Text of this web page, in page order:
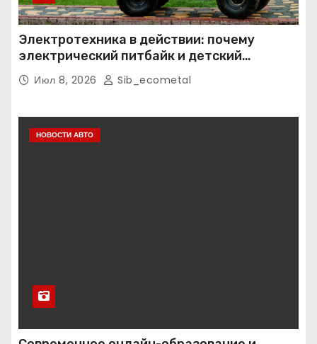
Электротехника в действии: почему
электрический питбайк и детский
квадроцикл — это больше, чем игрушки
Июл 8, 2026 Sib_ecometal
НОВОСТИ АВТО